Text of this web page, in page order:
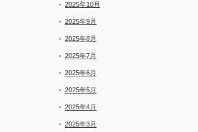
2025年10月
2025年9月
2025年8月
2025年7月
2025年6月
2025年5月
2025年4月
2025年3月